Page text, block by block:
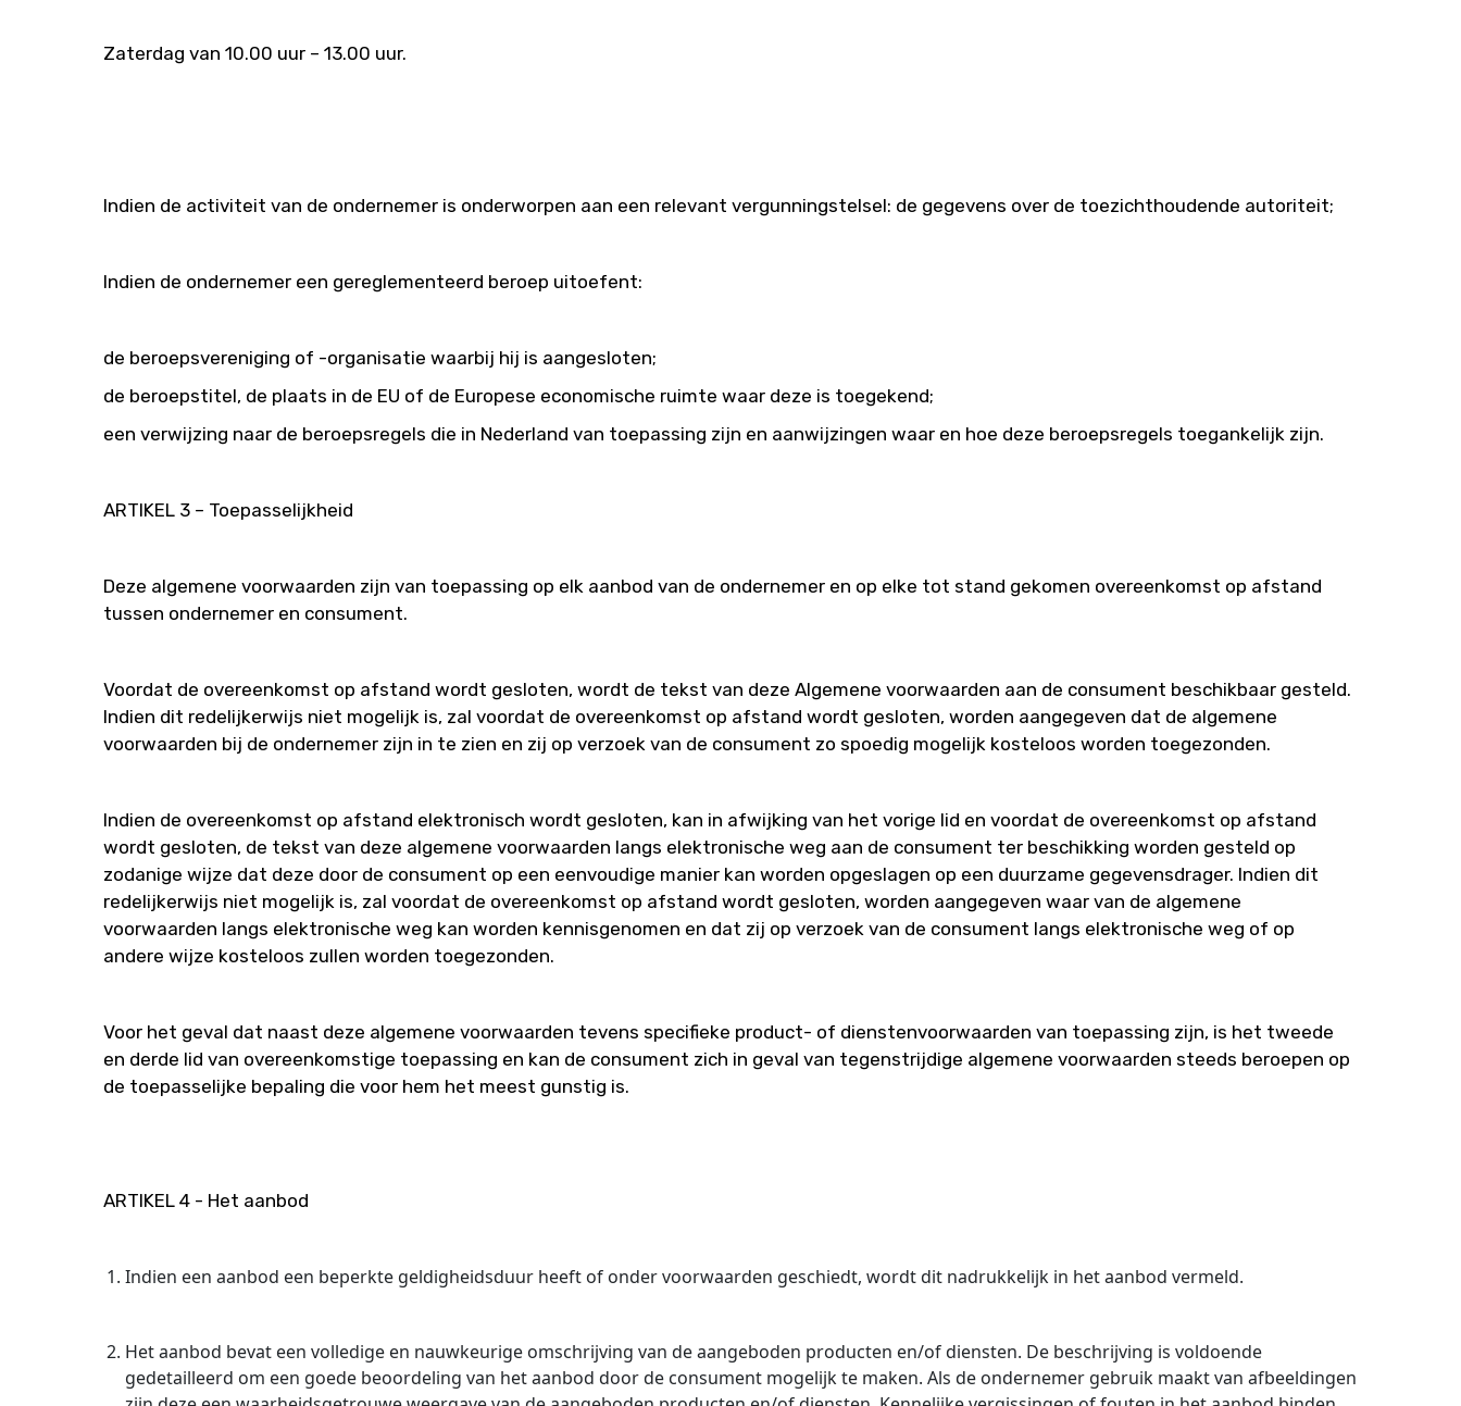
Zaterdag van 10.00 uur – 13.00 uur.
Indien de activiteit van de ondernemer is onderworpen aan een relevant vergunningstelsel: de gegevens over de toezichthoudende autoriteit;
Indien de ondernemer een gereglementeerd beroep uitoefent:
de beroepsvereniging of -organisatie waarbij hij is aangesloten;
de beroepstitel, de plaats in de EU of de Europese economische ruimte waar deze is toegekend;
een verwijzing naar de beroepsregels die in Nederland van toepassing zijn en aanwijzingen waar en hoe deze beroepsregels toegankelijk zijn.
ARTIKEL 3 – Toepasselijkheid
Deze algemene voorwaarden zijn van toepassing op elk aanbod van de ondernemer en op elke tot stand gekomen overeenkomst op afstand
tussen ondernemer en consument.
Voordat de overeenkomst op afstand wordt gesloten, wordt de tekst van deze Algemene voorwaarden aan de consument beschikbaar gesteld.
Indien dit redelijkerwijs niet mogelijk is, zal voordat de overeenkomst op afstand wordt gesloten, worden aangegeven dat de algemene
voorwaarden bij de ondernemer zijn in te zien en zij op verzoek van de consument zo spoedig mogelijk kosteloos worden toegezonden.
Indien de overeenkomst op afstand elektronisch wordt gesloten, kan in afwijking van het vorige lid en voordat de overeenkomst op afstand
wordt gesloten, de tekst van deze algemene voorwaarden langs elektronische weg aan de consument ter beschikking worden gesteld op
zodanige wijze dat deze door de consument op een eenvoudige manier kan worden opgeslagen op een duurzame gegevensdrager. Indien dit
redelijkerwijs niet mogelijk is, zal voordat de overeenkomst op afstand wordt gesloten, worden aangegeven waar van de algemene
voorwaarden langs elektronische weg kan worden kennisgenomen en dat zij op verzoek van de consument langs elektronische weg of op
andere wijze kosteloos zullen worden toegezonden.
Voor het geval dat naast deze algemene voorwaarden tevens specifieke product- of dienstenvoorwaarden van toepassing zijn, is het tweede
en derde lid van overeenkomstige toepassing en kan de consument zich in geval van tegenstrijdige algemene voorwaarden steeds beroepen op
de toepasselijke bepaling die voor hem het meest gunstig is.
ARTIKEL 4 - Het aanbod
Indien een aanbod een beperkte geldigheidsduur heeft of onder voorwaarden geschiedt, wordt dit nadrukkelijk in het aanbod vermeld.
Het aanbod bevat een volledige en nauwkeurige omschrijving van de aangeboden producten en/of diensten. De beschrijving is voldoende
gedetailleerd om een goede beoordeling van het aanbod door de consument mogelijk te maken. Als de ondernemer gebruik maakt van afbeeldingen